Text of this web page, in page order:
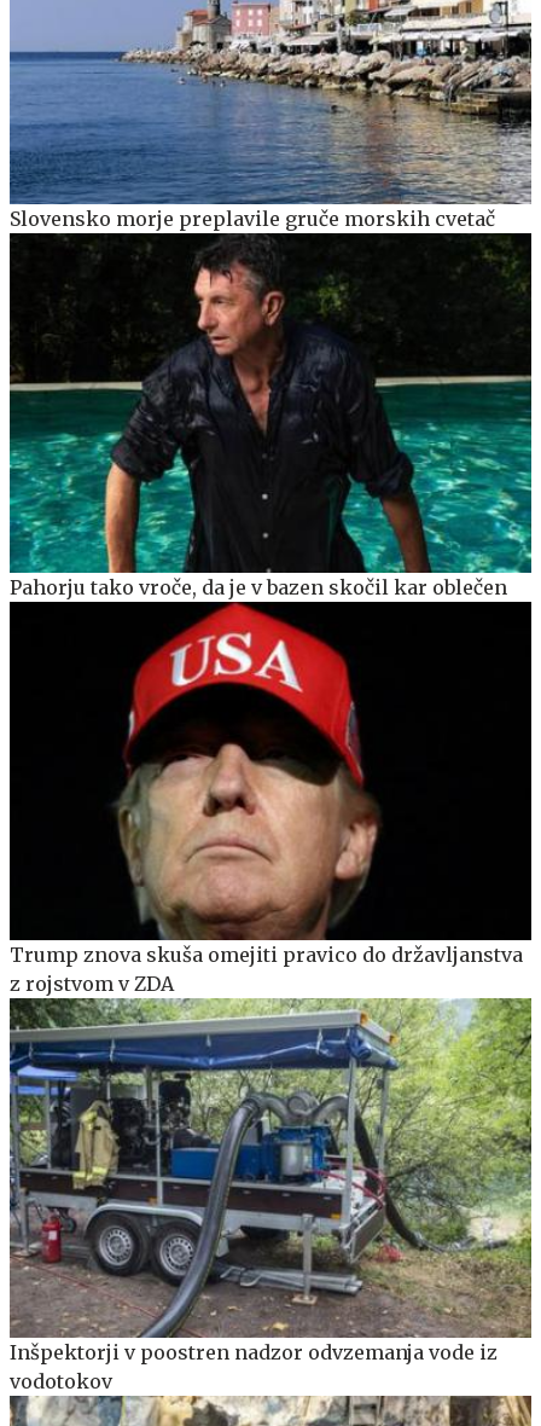
Slovensko morje preplavile gruče morskih cvetač
Pahorju tako vroče, da je v bazen skočil kar oblečen
Trump znova skuša omejiti pravico do državljanstva
z rojstvom v ZDA
Inšpektorji v poostren nadzor odvzemanja vode iz
vodotokov